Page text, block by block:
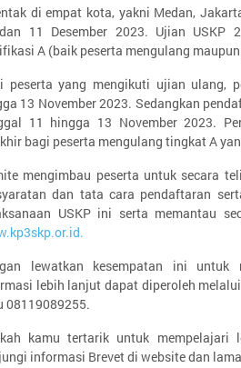
di empat kota, yakni Medan,
11 Desember 2023. Ujian USKP
A (baik peserta mengulang
peserta yang mengikuti ujian ulang,
13 November 2023. Sedangkan
11 hingga 13 November 2023.
bagi peserta mengulang tingkat A
mengimbau peserta untuk secara
dan tata cara pendaftaran
USKP ini serta memantau
lewatkan kesempatan ini untuk
lebih lanjut dapat diperoleh
08119089255.
kamu tertarik untuk mempelajari
informasi Brevet di website dan